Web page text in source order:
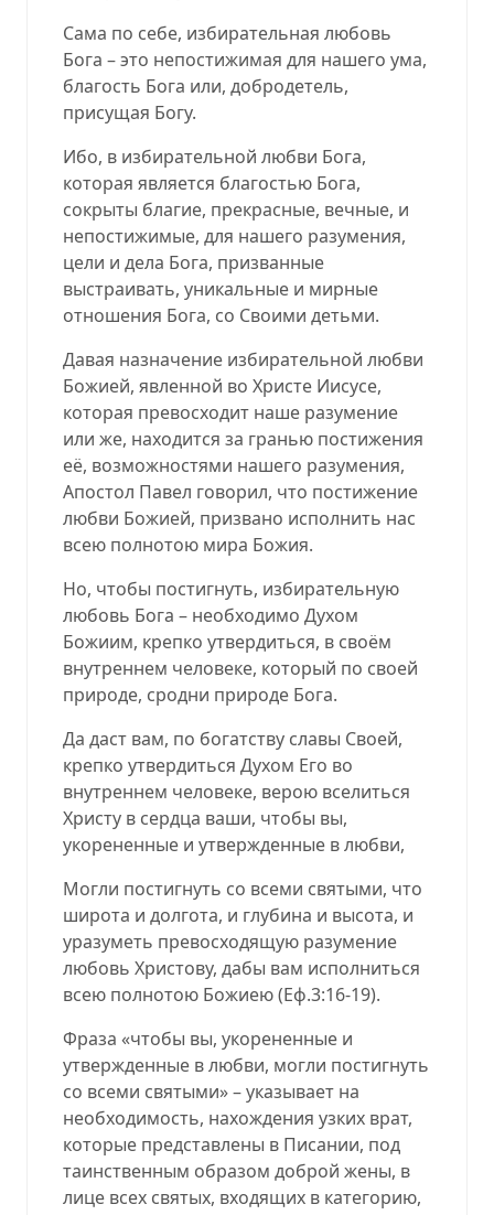
Сама по себе, избирательная любовь
Бога – это непостижимая для нашего ума,
благость Бога или, добродетель,
присущая Богу.
Ибо, в избирательной любви Бога,
которая является благостью Бога,
сокрыты благие, прекрасные, вечные, и
непостижимые, для нашего разумения,
цели и дела Бога, призванные
выстраивать, уникальные и мирные
отношения Бога, со Своими детьми.
Давая назначение избирательной любви
Божией, явленной во Христе Иисусе,
которая превосходит наше разумение
или же, находится за гранью постижения
её, возможностями нашего разумения,
Апостол Павел говорил, что постижение
любви Божией, призвано исполнить нас
всею полнотою мира Божия.
Но, чтобы постигнуть, избирательную
любовь Бога – необходимо Духом
Божиим, крепко утвердиться, в своём
внутреннем человеке, который по своей
природе, сродни природе Бога.
Да даст вам, по богатству славы Своей,
крепко утвердиться Духом Его во
внутреннем человеке, верою вселиться
Христу в сердца ваши, чтобы вы,
укорененные и утвержденные в любви,
Могли постигнуть со всеми святыми, что
широта и долгота, и глубина и высота, и
уразуметь превосходящую разумение
любовь Христову, дабы вам исполниться
всею полнотою Божиею (Еф.3:16-19).
Фраза «чтобы вы, укорененные и
утвержденные в любви, могли постигнуть
со всеми святыми» – указывает на
необходимость, нахождения узких врат,
которые представлены в Писании, под
таинственным образом доброй жены, в
лице всех святых, входящих в категорию,